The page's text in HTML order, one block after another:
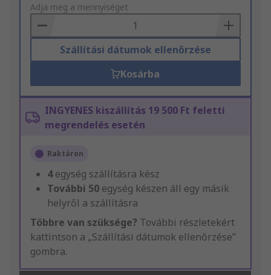
to
Basket
Adja meg a mennyiséget
Szállítási dátumok ellenőrzése
Kosárba
INGYENES kiszállítás 19 500 Ft feletti
megrendelés esetén
Raktáron
4egység szállításra kész
További 50 egység készen áll egy másik
helyről a szállításra
Többre van szüksége? További részletekért
kattintson a „Szállítási dátumok ellenőrzése”
gombra.